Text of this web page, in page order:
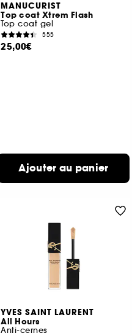
MANUCURIST
Top coat Xtrem Flash
Top coat gel
555
25,00€
Ajouter au panier
YVES SAINT LAURENT
All Hours
Anti-cernes